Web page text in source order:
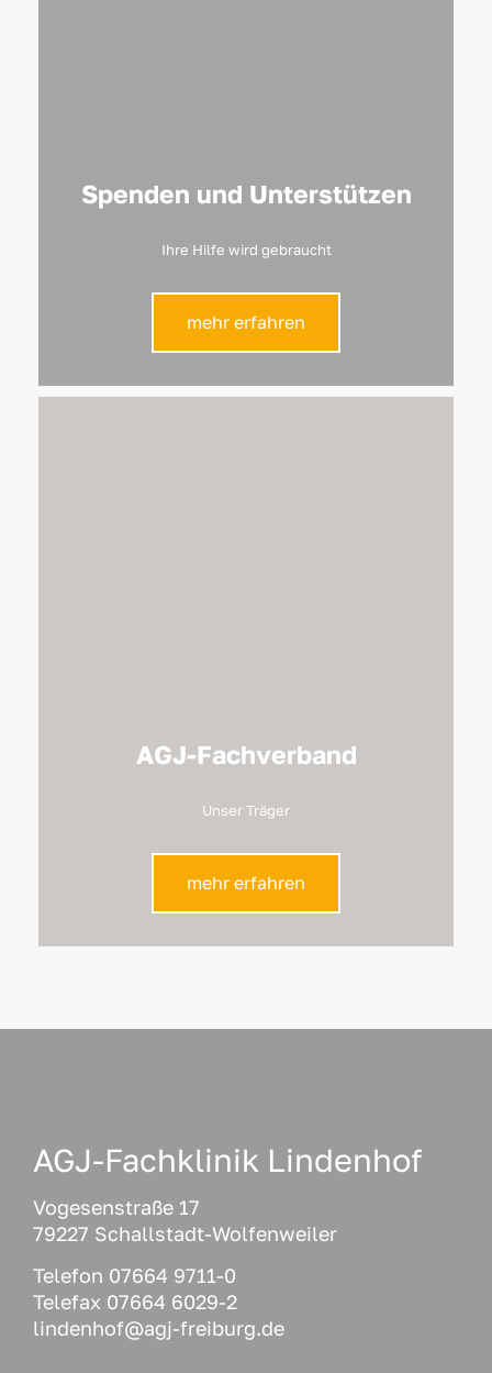
Spenden und Unterstützen
Ihre Hilfe wird gebraucht
mehr erfahren
AGJ-Fachverband
Unser Träger
mehr erfahren
AGJ-Fachklinik Lindenhof
Vogesenstraße 17
79227 Schallstadt-Wolfenweiler
Telefon 07664 9711-0
Telefax 07664 6029-2
lindenhof@agj-freiburg.de